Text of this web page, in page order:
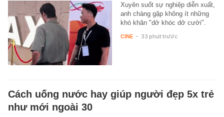
Xuyên suốt sự nghiệp diễn xuất,
anh chàng gặp không ít những
khó khăn "dở khóc dở cười".
CINE - 33 phút trước
Cách uống nước hay giúp người đẹp 5x trẻ
như mới ngoài 30